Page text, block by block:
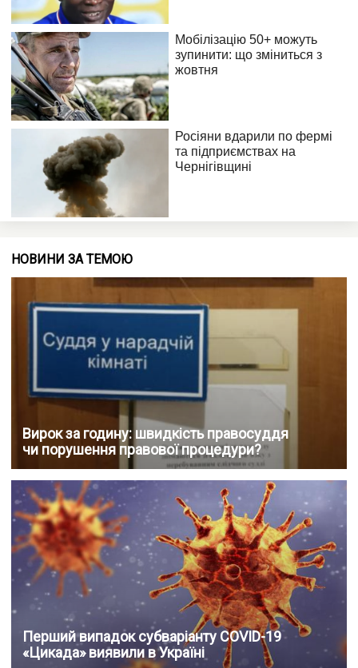
НОВИНИ ЗА ТЕМОЮ
Вирок за годину: швидкість правосуддя
чи порушення правової процедури?
Перший випадок субваріанту COVID-19
«Цикада» виявили в Україні